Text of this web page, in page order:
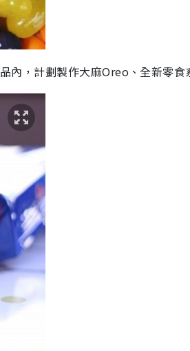
內，計劃製作大麻Oreo、全新零食